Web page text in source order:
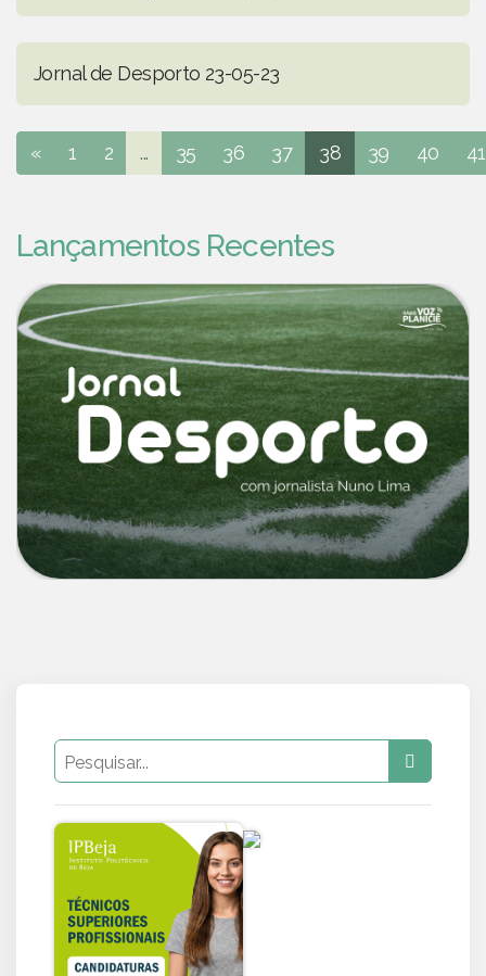
Jornal de Desporto 23-05-23
« 1 2 ... 35 36 37 38 39 40 41
Lançamentos Recentes